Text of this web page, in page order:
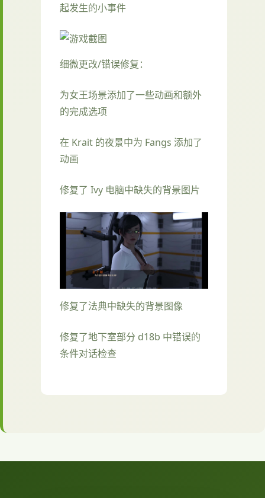
起发生的小事件
细微更改/错误修复：
为女王场景添加了一些动画和额外
的完成选项
在 Krait 的夜景中为 Fangs 添加了
动画
修复了 Ivy 电脑中缺失的背景图片
修复了法典中缺失的背景图像
修复了地下室部分 d18b 中错误的
条件对话检查